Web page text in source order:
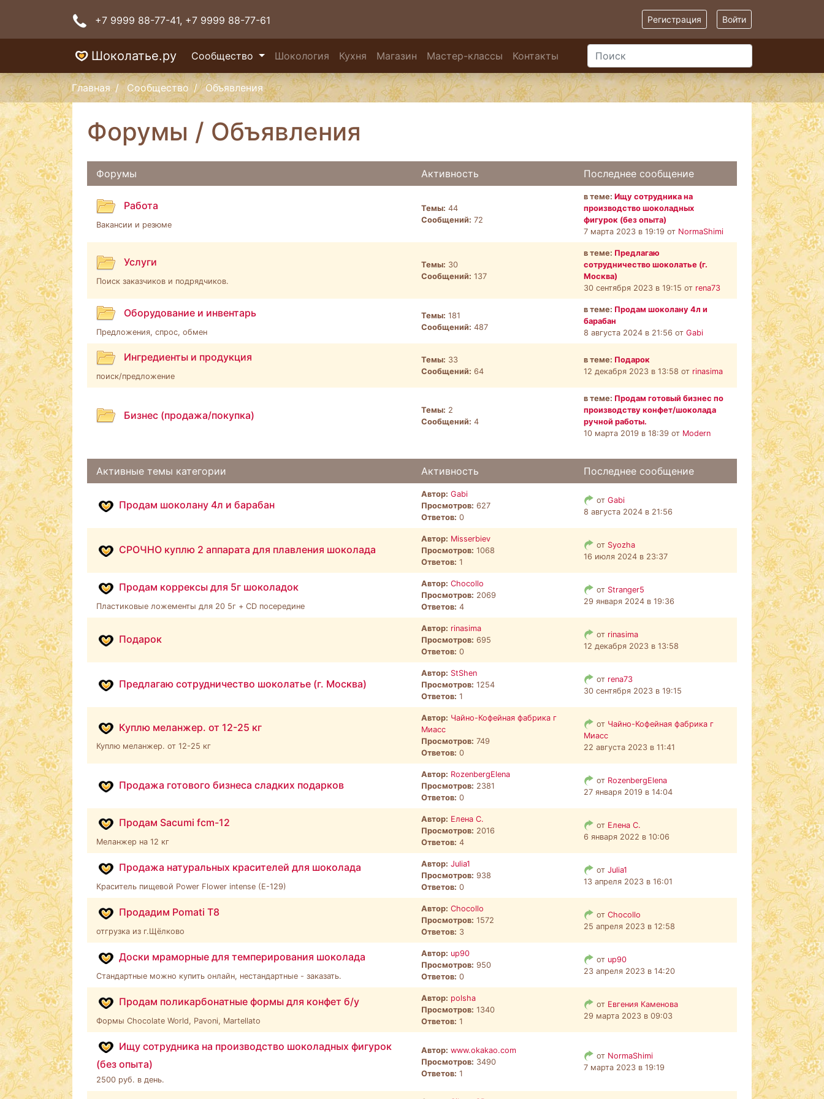
+7 9999 88-77-41, +7 9999 88-77-61 Регистрация Войти
Шоколатье.ру Сообщество Шокология Кухня Магазин Мастер-классы Контакты
Главная Сообщество Объявления
Форумы / Объявления
Форумы Активность Последнее сообщение
Работа
Вакансии и резюме
Темы: 44
Сообщений: 72
в теме: Ищу сотрудника на
производство шоколадных
фигурок (без опыта)
7 марта 2023 в 19:19 от NormaShimi
Услуги
Поиск заказчиков и подрядчиков.
Темы: 30
Сообщений: 137
в теме: Предлагаю
сотрудничество шоколатье (г.
Москва)
30 сентября 2023 в 19:15 от rena73
Оборудование и инвентарь
Предложения, спрос, обмен
Темы: 181
Сообщений: 487
в теме: Продам шоколану 4л и
барабан
8 августа 2024 в 21:56 от Gabi
Ингредиенты и продукция
поиск/предложение
Темы: 33
Сообщений: 64
в теме: Подарок
12 декабря 2023 в 13:58 от rinasima
Бизнес (продажа/покупка) Темы: 2
Сообщений: 4
в теме: Продам готовый бизнес по
производству конфет/шоколада
ручной работы.
10 марта 2019 в 18:39 от Modern
Активные темы категории Активность Последнее сообщение
Продам шоколану 4л и барабан
Автор: Gabi
Просмотров: 627
Ответов: 0
отGabi
8 августа 2024 в 21:56
СРОЧНО куплю 2 аппарата для плавления шоколада
Автор: Misserbiev
Просмотров: 1068
Ответов: 1
от Syozha
16 июля 2024 в 23:37
Продам коррексы для 5г шоколадок
Пластиковые ложементы для 20 5г + CD посередине
Автор: Chocollo
Просмотров: 2069
Ответов: 4
от Stranger5
29 января 2024 в 19:36
Подарок
Автор: rinasima
Просмотров: 695
Ответов: 0
от rinasima
12 декабря 2023 в 13:58
Предлагаю сотрудничество шоколатье (г. Москва)
Автор: StShen
Просмотров: 1254
Ответов: 1
от rena73
30 сентября 2023 в 19:15
Куплю меланжер. от 12-25 кг
Куплю меланжер. от 12-25 кг
Автор: Чайно-Кофейная фабрика г
Миасс
Просмотров: 749
Ответов: 0
от Чайно-Кофейная фабрика г
Миасс
22 августа 2023 в 11:41
Продажа готового бизнеса сладких подарков
Автор: RozenbergElena
Просмотров: 2381
Ответов: 0
от RozenbergElena
27 января 2019 в 14:04
Продам Sacumi fcm-12
Меланжер на 12 кг
Автор: Елена С.
Просмотров: 2016
Ответов: 4
от Елена С.
6 января 2022 в 10:06
Продажа натуральных красителей для шоколада
Краситель пищевой Power Flower intense (E-129)
Автор: Julia1
Просмотров: 938
Ответов: 0
отJulia1
13 апреля 2023 в 16:01
Продадим Pomati T8
отгрузка из г.Щёлково
Автор: Chocollo
Просмотров: 1572
Ответов: 3
отChocollo
25 апреля 2023 в 12:58
Доски мраморные для темперирования шоколада
Стандартные можно купить онлайн, нестандартные - заказать.
Автор: up90
Просмотров: 950
Ответов: 0
от up90
23 апреля 2023 в 14:20
Продам поликарбонатные формы для конфет б/у
Формы Chocolate World, Pavoni, Martellato
Автор: polsha
Просмотров: 1340
Ответов: 1
от Евгения Каменова
29 марта 2023 в 09:03
Ищу сотрудника на производство шоколадных фигурок
(без опыта)
2500 руб. в день.
Автор: www.okakao.com
Просмотров: 3490
Ответов: 1
от NormaShimi
7 марта 2023 в 19:19